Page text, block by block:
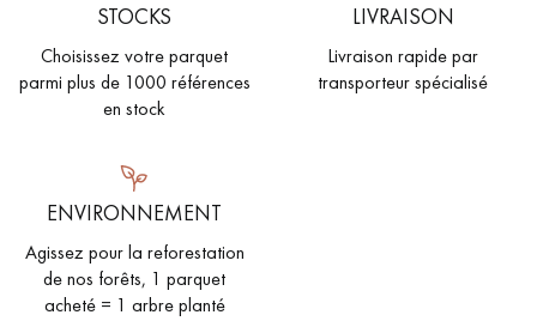
STOCKS
Choisissez votre parquet
parmi plus de 1000 références
en stock
LIVRAISON
Livraison rapide par
transporteur spécialisé
ENVIRONNEMENT
Agissez pour la reforestation
de nos forêts, 1 parquet
acheté = 1 arbre planté